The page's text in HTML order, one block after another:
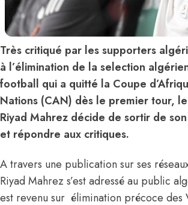
Très critiqué par les supporters
à l’élimination de la selection
football qui a quitté la Coupe
Nations (CAN) dès le premier tour,
Riyad Mahrez décide de sortir de
et répondre aux critiques.
A travers une publication sur ses
Riyad Mahrez s’est adressé au public
est revenu sur élimination précoce des